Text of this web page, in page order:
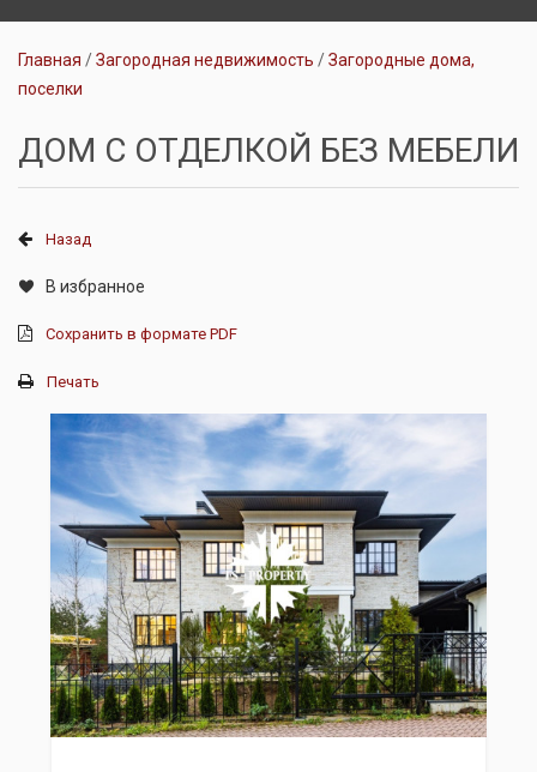
Главная Загородная недвижимость
Загородные дома,
поселки
ДОМ С ОТДЕЛКОЙ БЕЗ МЕБЕЛИ
Назад
В избранное
Сохранить в формате PDF
Печать